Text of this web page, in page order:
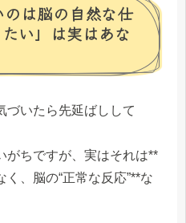
は脳の自然な仕
い」は実はあな
づいたら先延ばしして
がちですが、実はそれは**
、脳の“正常な反応”**な